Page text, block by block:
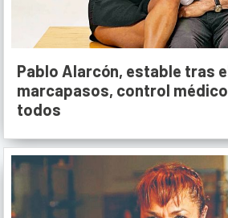
Pablo Alarcón, estable tras
marcapasos, control
todos